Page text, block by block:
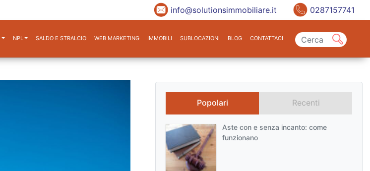
info@solutionsimmobiliare.it 0287157741
NPL SALDO E STRALCIO WEB MARKETING IMMOBILI SUBLOCAZIONI BLOG CONTATTACI
Popolari Recenti
Aste con e senza incanto: come
funzionano